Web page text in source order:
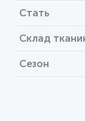
Стать
Склад
Сезон